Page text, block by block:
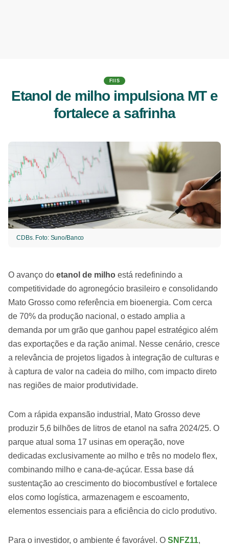
FIIS
Etanol de milho impulsiona MT e
fortalece a safrinha
CDBs. Foto: Suno/Banco
O avanço do etanol de milho está redefinindo a
competitividade do agronegócio brasileiro e consolidando
Mato Grosso como referência em bioenergia. Com cerca
de 70% da produção nacional, o estado amplia a
demanda por um grão que ganhou papel estratégico além
das exportações e da ração animal. Nesse cenário, cresce
a relevância de projetos ligados à integração de culturas e
à captura de valor na cadeia do milho, com impacto direto
nas regiões de maior produtividade.
Com a rápida expansão industrial, Mato Grosso deve
produzir 5,6 bilhões de litros de etanol na safra 2024/25. O
parque atual soma 17 usinas em operação, nove
dedicadas exclusivamente ao milho e três no modelo flex,
combinando milho e cana-de-açúcar. Essa base dá
sustentação ao crescimento do biocombustível e fortalece
elos como logística, armazenagem e escoamento,
elementos essenciais para a eficiência do ciclo produtivo.
Para o investidor, o ambiente é favorável. O SNFZ11,